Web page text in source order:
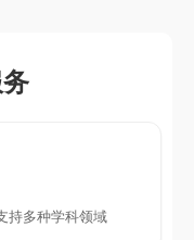
持多种学科领域